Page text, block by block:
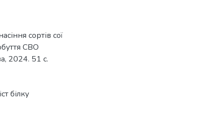
сортів сої
СВО
2024. 51 с.
білку